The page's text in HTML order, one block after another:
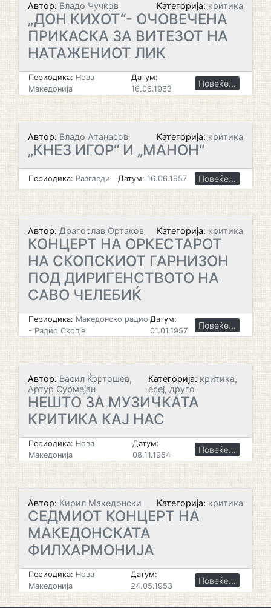
Автор: Владо Чучков Категорија: критика
„ДОН КИХОТ“- ОЧОВЕЧЕНА
ПРИКАСКА ЗА ВИТЕЗОТ НА
НАТАЖЕНИОТ ЛИК
Периодика: Нова
Македонија
Датум:
16.06.1963
Повеќе...
Автор: Владо Атанасов Категорија: критика
„КНЕЗ ИГОР“ И „МАНОН“
Периодика: Разгледи Датум: 16.06.1957 Повеќе...
Автор: Драгослав Ортаков Категорија: критика
КОНЦЕРТ НА ОРКЕСТАРОТ
НА СКОПСКИОТ ГАРНИЗОН
ПОД ДИРИГЕНСТВОТО НА
САВО ЧЕЛЕБИЌ
Периодика: Македонско радио
- Радио Скопје
Датум:
01.01.1957
Повеќе...
Автор: Васил Ќортошев,
Артур Сурмејан
Категорија: критика,
есеј, друго
НЕШТО ЗА МУЗИЧКАТА
КРИТИКА КАЈ НАС
Периодика: Нова
Македонија
Датум:
08.11.1954
Повеќе...
Автор: Кирил Македонски Категорија: критика
СЕДМИОТ КОНЦЕРТ НА
МАКЕДОНСКАТА
ФИЛХАРМОНИЈА
Периодика: Нова
Македонија
Датум:
24.05.1953
Повеќе...